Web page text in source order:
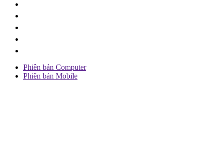
Phiên bản Computer
Phiên bản Mobile